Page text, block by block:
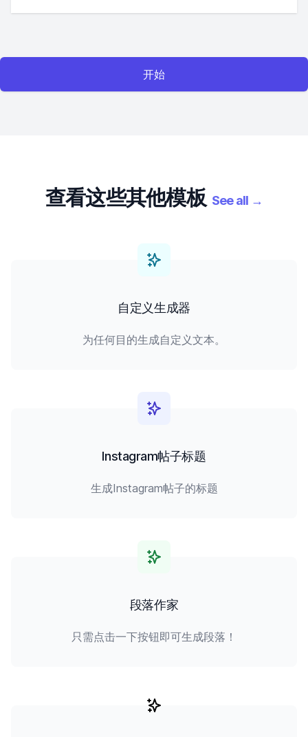
开始
查看这些其他模板 See all →
自定义生成器
为任何目的生成自定义文本。
Instagram帖子标题
生成Instagram帖子的标题
段落作家
只需点击一下按钮即可生成段落！